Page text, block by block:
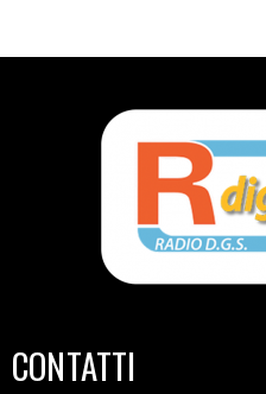
CONTATTI